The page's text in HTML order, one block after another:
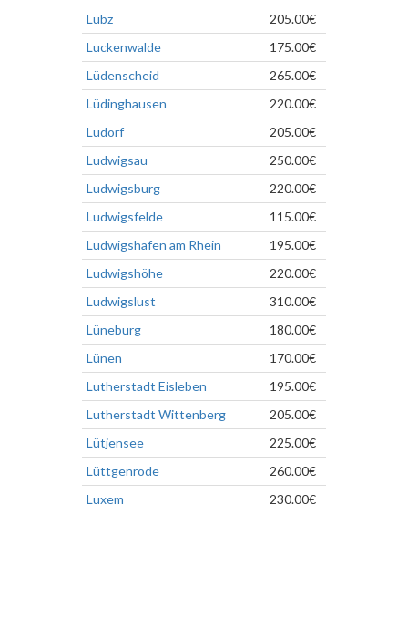
Lübz
205.00€
Luckenwalde
175.00€
Lüdenscheid
265.00€
Lüdinghausen
220.00€
Ludorf
205.00€
Ludwigsau
250.00€
Ludwigsburg
220.00€
Ludwigsfelde
115.00€
Ludwigshafen am Rhein
195.00€
Ludwigshöhe
220.00€
Ludwigslust
310.00€
Lüneburg
180.00€
Lünen
170.00€
Lutherstadt Eisleben
195.00€
Lutherstadt Wittenberg
205.00€
Lütjensee
225.00€
Lüttgenrode
260.00€
Luxem
230.00€